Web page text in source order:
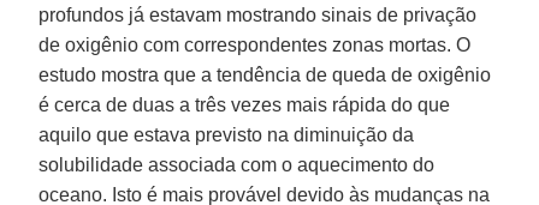
profundos já estavam mostrando sinais de privação
de oxigênio com correspondentes zonas mortas. O
estudo mostra que a tendência de queda de oxigênio
é cerca de duas a três vezes mais rápida do que
aquilo que estava previsto na diminuição da
solubilidade associada com o aquecimento do
oceano. Isto é mais provável devido às mudanças na